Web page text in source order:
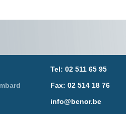
Tel: 02 511 65 95
Fax: 02 514 18 76
info@benor.be